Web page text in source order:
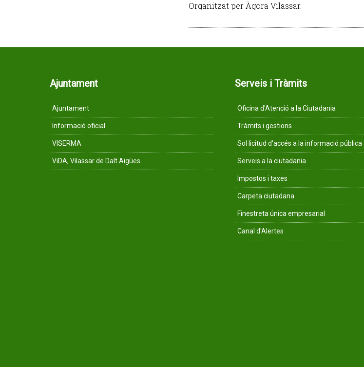
Organitzat per Àgora Vilassar.
Ajuntament
Ajuntament
Informació oficial
VISERMA
ViDA, Vilassar de Dalt Aigües
Serveis i Tràmits
Oficina d'Atenció a la Ciutadania
Tràmits i gestions
Sol·licitud d'accés a la informació pública
Serveis a la ciutadania
Impostos i taxes
Carpeta ciutadana
Finestreta única empresarial
Canal d'Alertes